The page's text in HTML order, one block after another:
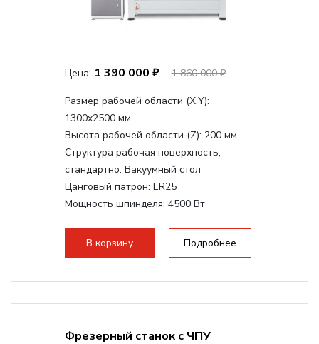
Цена: 1 390 000 ₽ 1 860 000 ₽
Размер рабочей области (Х,Y):
1300x2500 мм
Высота рабочей области (Z): 200 мм
Структура рабочая поверхность,
стандартно: Вакуумный стол
Цанговый патрон: ER25
Мощность шпинделя: 4500 Вт
Мощность инвертора:
10500 Вт
В корзину Подробнее
Фрезерный станок с ЧПУ